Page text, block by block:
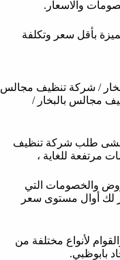
والاسعار.
بأقل سعر وتكلفة
/ شركة تنظيف مجالس
مجالس بالبخار /
تخشى طلب شركة تنظيف
مرتفعة للغاية ،
والخصومات التي
لك أوال مستوى سعر
لأنواع مختلفة من
بابوظبي.